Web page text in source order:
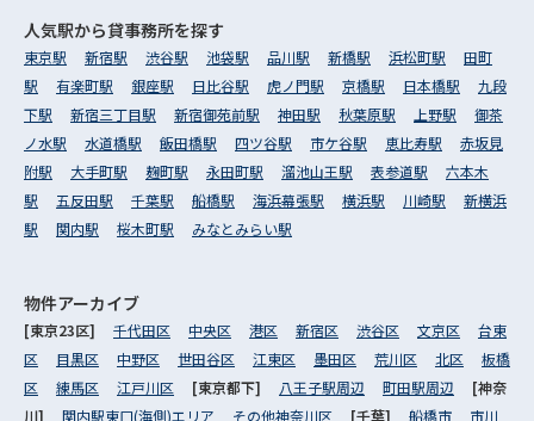
人気駅から貸事務所を探す
東京駅 新宿駅 渋谷駅 池袋駅 品川駅 新橋駅 浜松町駅
田町
駅
有楽町駅 銀座駅 日比谷駅 虎ノ門駅 京橋駅 日本橋駅
九段
下駅
新宿三丁目駅 新宿御苑前駅 神田駅 秋葉原駅 上野駅
御茶
ノ水駅
水道橋駅 飯田橋駅 四ツ谷駅 市ケ谷駅 恵比寿駅
赤坂見
附駅
大手町駅 麹町駅 永田町駅 溜池山王駅 表参道駅
六本木
駅
五反田駅 千葉駅 船橋駅 海浜幕張駅 横浜駅 川崎駅
新横浜
駅
関内駅 桜木町駅 みなとみらい駅
物件アーカイブ
[東京23区] 千代田区 中央区 港区 新宿区 渋谷区 文京区
台東
区
目黒区 中野区 世田谷区 江東区 墨田区 荒川区 北区
板橋
区
練馬区 江戸川区 [東京都下] 八王子駅周辺 町田駅周辺
[神奈
川] 関内駅東口(海側)エリア その他神奈川区 [千葉] 船橋市 市川